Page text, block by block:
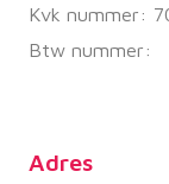
Kvk nummer:
Btw nummer:
Adres